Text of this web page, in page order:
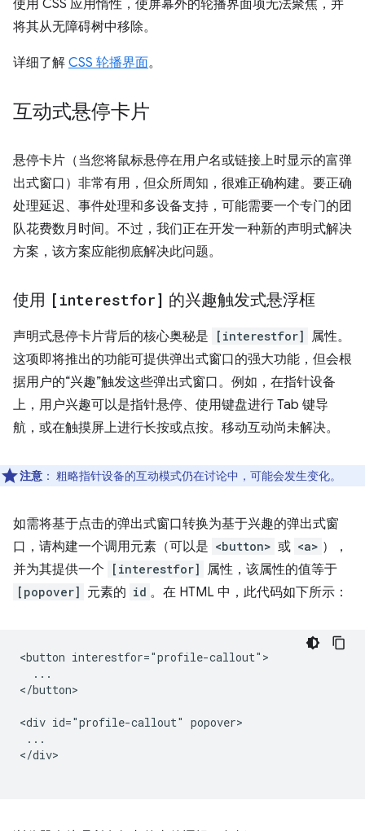
使用 CSS 应用惰性，使屏幕外的轮播界面项无法聚焦，并
将其从无障碍树中移除。
详细了解 CSS 轮播界面。
互动式悬停卡片
悬停卡片（当您将鼠标悬停在用户名或链接上时显示的富弹
出式窗口）非常有用，但众所周知，很难正确构建。要正确
处理延迟、事件处理和多设备支持，可能需要一个专门的团
队花费数月时间。不过，我们正在开发一种新的声明式解决
方案，该方案应能彻底解决此问题。
使用 [interestfor] 的兴趣触发式悬浮框
声明式悬停卡片背后的核心奥秘是 [interestfor]
属性。
这项即将推出的功能可提供弹出式窗口的强大功能，但会根
据用户的“兴趣”触发这些弹出式窗口。例如，在指针设备
上，用户兴趣可以是指针悬停、使用键盘进行 Tab 键导
航，或在触摸屏上进行长按或点按。移动互动尚未解决。
注意 ： 粗略指针设备的互动模式仍在讨论中，可能会发生变化。
如需将基于点击的弹出式窗口转换为基于兴趣的弹出式窗
口，请构建一个调用元素（可以是 <button> 或 <a> ），
并为其提供一个
[interestfor] 属性，该属性的值等于
[popover] 元素的 id 。在 HTML 中，此代码如下所示：
<button interestfor="profile-callout">
  ...
</button>
<div id="profile-callout" popover>
...
</div>